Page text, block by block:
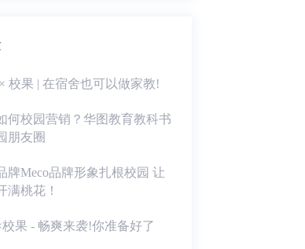
校果 | 在宿舍也可以做家教!
何校园营销？华图教育教科书
朋友圈
牌Meco品牌形象扎根校园 让
满桃花！
果 - 畅爽来袭!你准备好了